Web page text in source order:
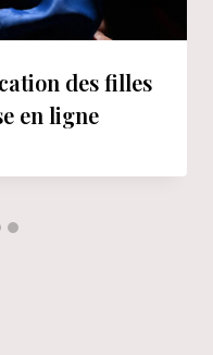
des filles
en ligne